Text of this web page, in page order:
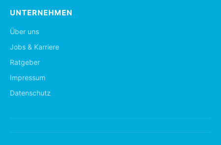
UNTERNEHMEN
Über uns
Jobs & Karriere
Ratgeber
Impressum
Datenschutz